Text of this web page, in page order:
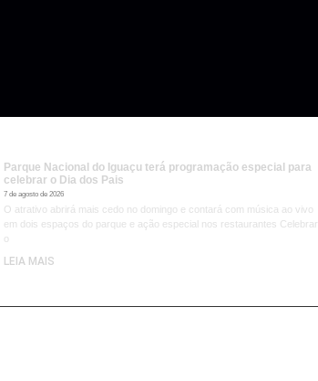
Parque Nacional do Iguaçu terá programação especial para
celebrar o Dia dos Pais
7 de agosto de 2026
O atrativo abrirá mais cedo no domingo e contará com música ao vivo
em dois espaços do parque e ação especial nos restaurantes Celebrar
o
LEIA MAIS